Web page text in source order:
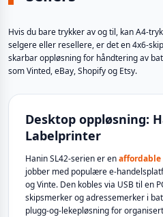
Hvis du bare trykker av og til, kan A4-
selgere eller resellere, er det en 4x6-
skarbar oppløsning for håndtering av
som Vinted, eBay, Shopify og Etsy.
Desktop oppløsning:
Labelprinter
Hanin SL42-serien er en
jobber med populære e-
og Vinte. Den kobles via USB til en
skipsmerker og adressemerker i
plugg-og-lekepløsning for